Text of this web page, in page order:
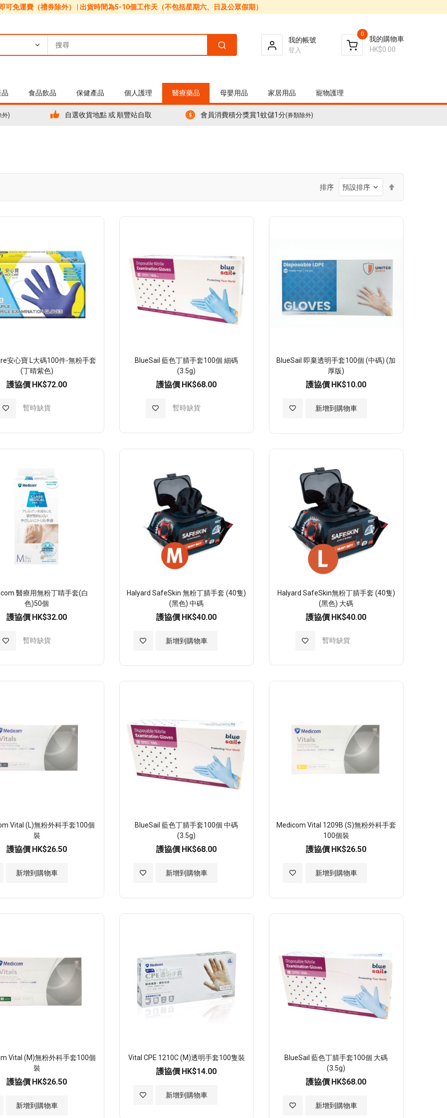
可免運費（禮券除外） | 出貨時間為5-10個工作天（不包括星期六、日及公眾假期）
我的帳號
登入
我的購物車
0
HK$0.00
食品飲品 保健產品 個人護理 醫療藥品 母嬰用品 家居用品 寵物護理
外) 自選收貨地點 或 順豐站自取 會員消費積分獎賞1蚊儲1分(券類除外)
排序
降
序
安心寶 L大碼100件-無粉手套
(丁晴紫色)
護協價 HK$72.00
暫時缺貨
加
至
BlueSail 藍色丁腈手套100個 細碼
(3.5g)
護協價 HK$68.00
暫時缺貨
加
至
望
清
單
BlueSail 即棄透明手套100個 (中碼) (加
厚版)
護協價 HK$10.00
新增到購物車
加
至
單
醫療用無粉丁睛手套(白
色)50個
護協價 HK$32.00
暫時缺貨
加
至
清
Halyard SafeSkin 無粉丁腈手套 (40隻)
(黑色) 中碼
護協價 HK$40.00
新增到購物車
加
至
望
清
單
Halyard SafeSkin無粉丁腈手套 (40隻)
(黑色) 大碼
護協價 HK$40.00
暫時缺貨
加
至
清
Vital (L)無粉外科手套100個
裝
護協價 HK$26.50
新增到購物車
BlueSail 藍色丁腈手套100個 中碼
(3.5g)
護協價 HK$68.00
新增到購物車
加
至
清
單
Medicom Vital 1209B (S)無粉外科手套
100個裝
護協價 HK$26.50
新增到購物車
加
至
望
清
單
Vital (M)無粉外科手套100個
裝
護協價 HK$26.50
新增到購物車
Vital CPE 1210C (M)透明手套100隻裝
護協價 HK$14.00
新增到購物車
加
BlueSail 藍色丁腈手套100個 大碼
(3.5g)
護協價 HK$68.00
新增到購物車
加